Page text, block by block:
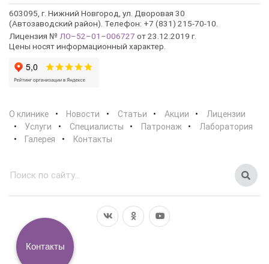
603095, г. Нижний Новгород, ул. Дворовая 30
(Автозаводский район). Телефон: +7 (831) 215-70-10.
Лицензия № ЛО–52–01–006727 от 23.12.2019 г.
Цены носят информационный характер.
О клинике Новости Статьи Акции
Лицензии
Услуги
Специалисты Патронаж
Лаборатория
Галерея
Контакты
Контакты